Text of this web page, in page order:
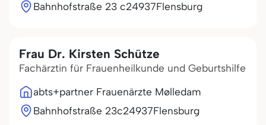
Bahnhofstraße 23 c24937Flensburg
Frau Dr. Kirsten Schütze
Fachärztin für Frauenheilkunde und Geburtshilfe
abts+partner Frauenärzte Mølledam
Bahnhofstraße 23c24937Flensburg